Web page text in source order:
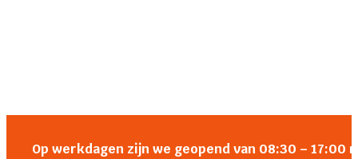
Op werkdagen zijn we geopend van 08:30 –